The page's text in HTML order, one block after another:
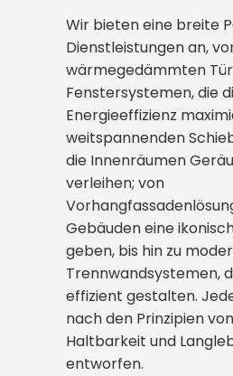
Wir bieten eine breite
Dienstleistungen an,
wärmegedämmten
Fenstersystemen, die
Energieeffizienz
weitspannenden
die Innenräumen
verleihen; von
Gebäuden eine
geben, bis hin zu
Trennwandsystemen,
effizient gestalten.
nach den Prinzipien
Haltbarkeit und
entworfen.